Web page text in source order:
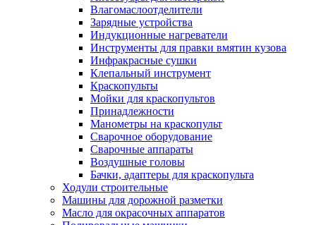
Влагомаслоотделители
Зарядные устройства
Индукционные нагреватели
Инструменты для правки вмятин кузова
Инфракрасные сушки
Клепальный инструмент
Краскопульты
Мойки для краскопультов
Принадлежности
Манометры на краскопульт
Сварочное оборудование
Сварочные аппараты
Воздушные головы
Бачки, адаптеры для краскопульта
Ходули строительные
Машины для дорожной разметки
Масло для окрасочных аппаратов